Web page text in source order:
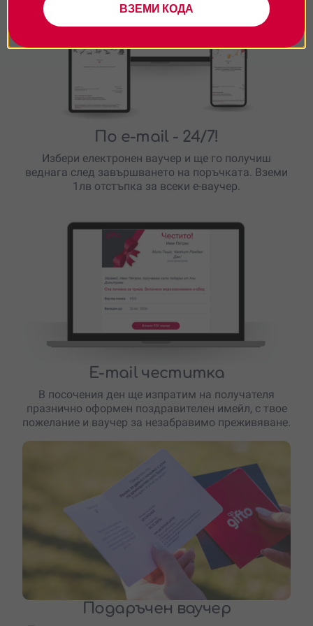
По e-mail - 24/7!
Избери електронен ваучер и ще го получиш
веднага след завършването на поръчката. Вземи
1лв отстъпка за всеки е-ваучер.
E-mail честитка
В посочения ден ще изпратим на получателя
празнично оформен поздравителен имейл, с твое
пожелание и ваучер за незабравимо преживяване.
Подаръчен ваучер
ВЗЕМИ КОДА